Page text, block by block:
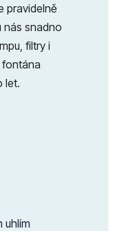
pravidelně
nás snadno
filtry i
fontána
let.
uhlím